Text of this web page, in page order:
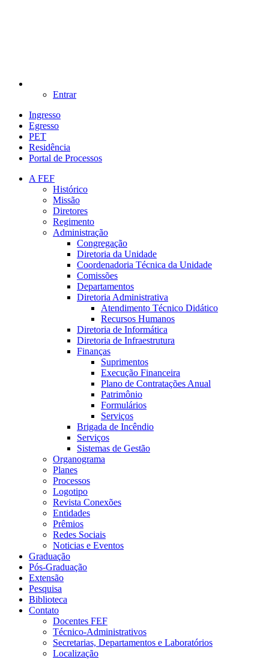
Entrar
Ingresso
Egresso
PET
Residência
Portal de Processos
A FEF
Histórico
Missão
Diretores
Regimento
Administração
Congregação
Diretoria da Unidade
Coordenadoria Técnica da Unidade
Comissões
Departamentos
Diretoria Administrativa
Atendimento Técnico Didático
Recursos Humanos
Diretoria de Informática
Diretoria de Infraestrutura
Finanças
Suprimentos
Execução Financeira
Plano de Contratações Anual
Patrimônio
Formulários
Serviços
Brigada de Incêndio
Serviços
Sistemas de Gestão
Organograma
Planes
Processos
Logotipo
Revista Conexões
Entidades
Prêmios
Redes Sociais
Noticias e Eventos
Graduação
Pós-Graduação
Extensão
Pesquisa
Biblioteca
Contato
Docentes FEF
Técnico-Administrativos
Secretarias, Departamentos e Laboratórios
Localização